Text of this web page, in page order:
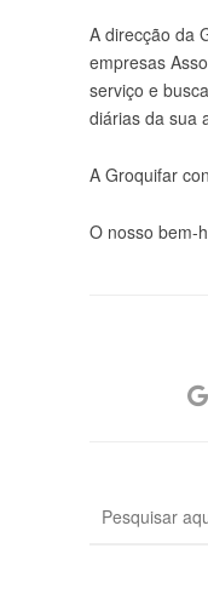
A direcção da
empresas
serviço e
diárias da sua
A Groquifar
O nosso bem-